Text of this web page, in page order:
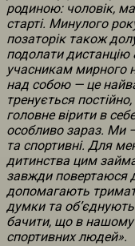
родиною: чоловік,
старті. Минулого
позаторік також
подолати дистанцію
учасникам мирного
над собою — це
тренується
головне вірити в
особливо зараз. Ми —
та спортивні. Для
дитинства цим
завжди повертаюся
допомагають
думки та
бачити, що в нашому
спортивних людей».